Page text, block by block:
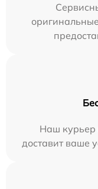
Наш курьер
доставит ваше